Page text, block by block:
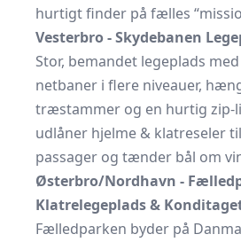
hurtigt finder på fælles
Vesterbro - Skydebanen
Stor, bemandet legeplads
netbaner i flere niveauer,
træstammer og en hurtig zip-
udlåner hjelme & klatreseler
passager og tænder bål om
Østerbro/Nordhavn -
Klatrelegeplads &
Fælledparken byder på